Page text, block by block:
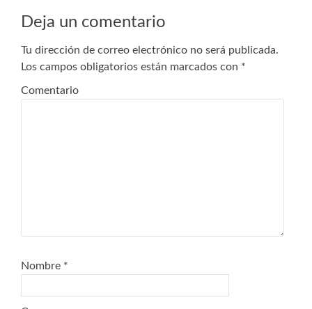
de
entradas
Deja un comentario
Tu dirección de correo electrónico no será publicada.
Los campos obligatorios están marcados con *
Comentario
Nombre *